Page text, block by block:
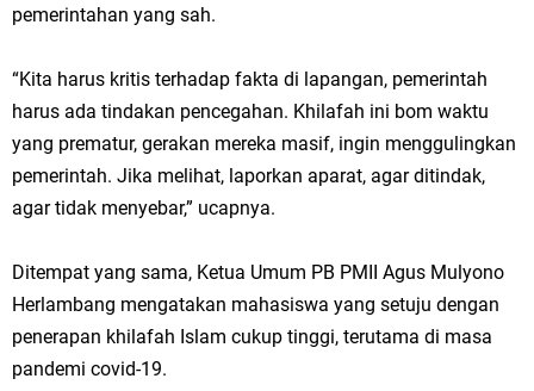
pemerintahan yang sah.
“Kita harus kritis terhadap fakta di lapangan, pemerintah
harus ada tindakan pencegahan. Khilafah ini bom waktu
yang prematur, gerakan mereka masif, ingin menggulingkan
pemerintah. Jika melihat, laporkan aparat, agar ditindak,
agar tidak menyebar,” ucapnya.
Ditempat yang sama, Ketua Umum PB PMII Agus Mulyono
Herlambang mengatakan mahasiswa yang setuju dengan
penerapan khilafah Islam cukup tinggi, terutama di masa
pandemi covid-19.